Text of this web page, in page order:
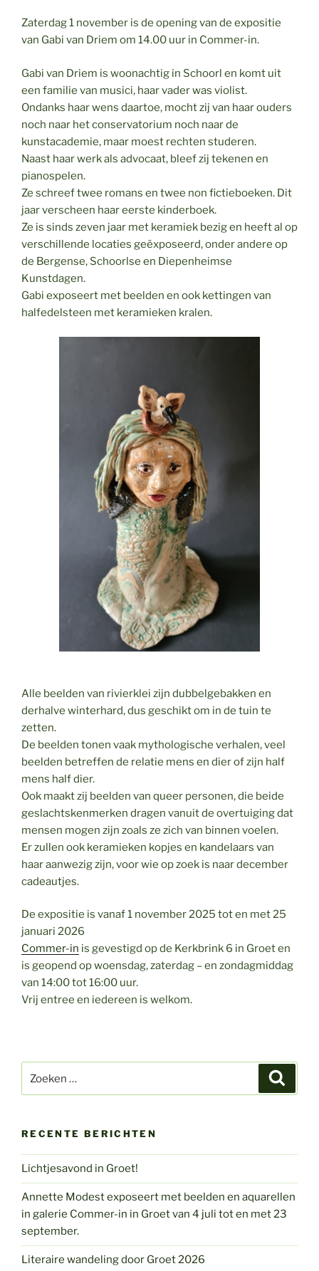
Zaterdag 1 november is de opening van de expositie
van Gabi van Driem om 14.00 uur in Commer-in.
Gabi van Driem is woonachtig in Schoorl en komt uit
een familie van musici, haar vader was violist.
Ondanks haar wens daartoe, mocht zij van haar ouders
noch naar het conservatorium noch naar de
kunstacademie, maar moest rechten studeren.
Naast haar werk als advocaat, bleef zij tekenen en
pianospelen.
Ze schreef twee romans en twee non fictieboeken. Dit
jaar verscheen haar eerste kinderboek.
Ze is sinds zeven jaar met keramiek bezig en heeft al op
verschillende locaties geëxposeerd, onder andere op
de Bergense, Schoorlse en Diepenheimse
Kunstdagen.
Gabi exposeert met beelden en ook kettingen van
halfedelsteen met keramieken kralen.
Alle beelden van rivierklei zijn dubbelgebakken en
derhalve winterhard, dus geschikt om in de tuin te
zetten.
De beelden tonen vaak mythologische verhalen, veel
beelden betreffen de relatie mens en dier of zijn half
mens half dier.
Ook maakt zij beelden van queer personen, die beide
geslachtskenmerken dragen vanuit de overtuiging dat
mensen mogen zijn zoals ze zich van binnen voelen.
Er zullen ook keramieken kopjes en kandelaars van
haar aanwezig zijn, voor wie op zoek is naar december
cadeautjes.
De expositie is vanaf 1 november 2025 tot en met 25
januari 2026
Commer-in is gevestigd op de Kerkbrink 6 in Groet en
is geopend op woensdag, zaterdag – en zondagmiddag
van 14:00 tot 16:00 uur.
Vrij entree en iedereen is welkom.
naar:
RECENTE BERICHTEN
Lichtjesavond in Groet!
Annette Modest exposeert met beelden en aquarellen
in galerie Commer-in in Groet van 4 juli tot en met 23
september.
Literaire wandeling door Groet 2026